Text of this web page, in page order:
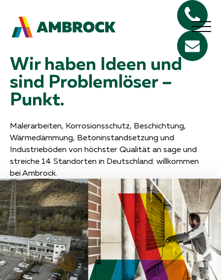
Wir haben Ideen und
sind Problemlöser –
Punkt.
Malerarbeiten, Korrosionsschutz, Beschichtung,
Wärmedämmung, Betoninstandsetzung und
Industrieböden von höchster Qualität an sage und
streiche 14 Standorten in Deutschland: willkommen
bei Ambrock.